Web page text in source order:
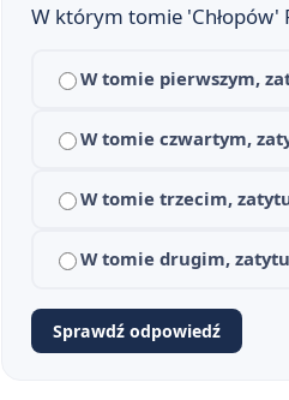
W którym tomie 'Chłopów'
W tomie pierwszym,
W tomie czwartym,
W tomie trzecim,
W tomie drugim,
Sprawdź odpowiedź
5 Rola pracy w życiu
Chłopi - geneza utworu
Rola przyrody i sposób jej
Chłopi - czas i miejsce akcji
Kontekst historyczny i
11 Pytania maturalne z